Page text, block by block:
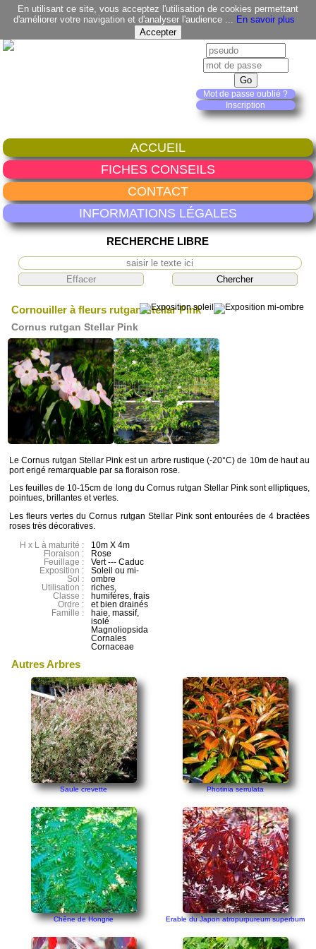
En utilisant ce site, vous acceptez l'utilisation de cookies permettant
d'améliorer votre navigation et d'analyser l'audience ... En savoir plus
Mot de passe oublié ?
Inscription
ACCUEIL
FICHES CONSEILS
CONTACT
INFORMATIONS LÉGALES
RECHERCHE LIBRE
Cornouiller à fleurs rutgan Stellar Pink
Cornus rutgan Stellar Pink
Le Cornus rutgan Stellar Pink est un arbre rustique (-20°C) de 10m de haut au
port erigé remarquable par sa floraison rose.
Les feuilles de 10-15cm de long du Cornus rutgan Stellar Pink sont elliptiques,
pointues, brillantes et vertes.
Les fleurs vertes du Cornus rutgan Stellar Pink sont entourées de 4 bractées
roses très décoratives.
H x L à maturité :
Floraison :
Feuillage :
Exposition :
Sol :
Utilisation :
Classe :
Ordre :
Famille :
10m X 4m
Rose
Vert --- Caduc
Soleil ou mi-
ombre
riches,
humifères, frais
et bien drainés
haie, massif,
isolé
Magnoliopsida
Cornales
Cornaceae
Autres Arbres
Saule crevette Photinia serrulata
Chêne de Hongrie Erable du Japon atropurpureum superbum